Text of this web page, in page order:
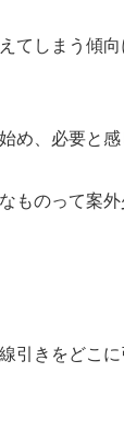
てしまう傾
め、必要と感
ものって案
引きをどこに